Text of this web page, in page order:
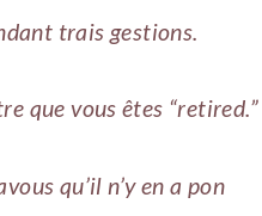
trais gestions.
que vous êtes “retired.”
qu’il n’y en a pon